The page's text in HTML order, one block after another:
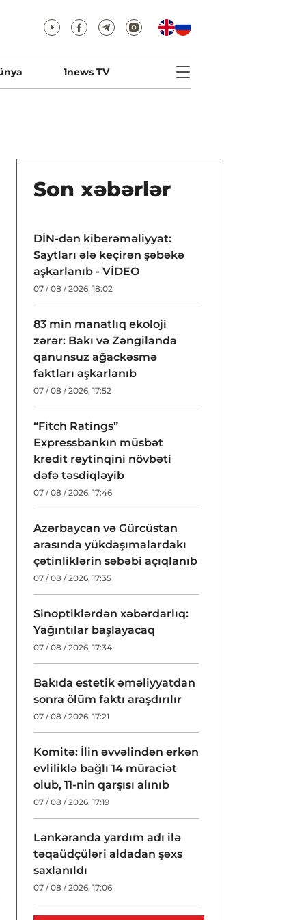
1news TV
Son xəbərlər
DİN-dən kiberəməliyyat:
Saytları ələ keçirən şəbəkə
aşkarlanıb - VİDEO
07 / 08 / 2026, 18:02
83 min manatlıq ekoloji
zərər: Bakı və Zəngilanda
qanunsuz ağackəsmə
faktları aşkarlanıb
07 / 08 / 2026, 17:52
“Fitch Ratings”
Expressbankın müsbət
kredit reytinqini növbəti
dəfə təsdiqləyib
07 / 08 / 2026, 17:46
Azərbaycan və Gürcüstan
arasında yükdaşımalardakı
çətinliklərin səbəbi açıqlanıb
07 / 08 / 2026, 17:35
Sinoptiklərdən xəbərdarlıq:
Yağıntılar başlayacaq
07 / 08 / 2026, 17:34
Bakıda estetik əməliyyatdan
sonra ölüm faktı araşdırılır
07 / 08 / 2026, 17:21
Komitə: İlin əvvəlindən erkən
evliliklə bağlı 14 müraciət
olub, 11-nin qarşısı alınıb
07 / 08 / 2026, 17:19
Lənkəranda yardım adı ilə
təqaüdçüləri aldadan şəxs
saxlanıldı
07 / 08 / 2026, 17:06